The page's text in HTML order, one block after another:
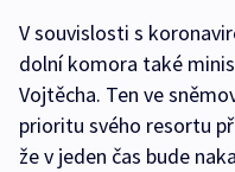
V souvislosti s
dolní komora také
Vojtěcha. Ten ve
prioritu svého resortu
že v jeden čas bude